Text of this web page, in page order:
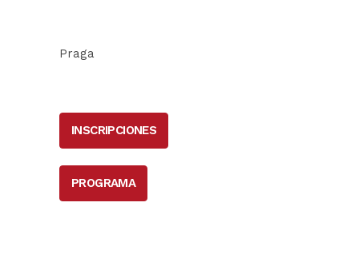
Praga
INSCRIPCIONES
PROGRAMA